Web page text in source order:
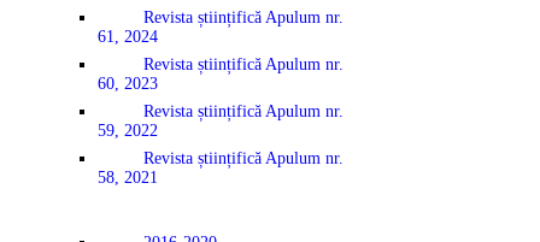
Revista științifică Apulum nr.
61, 2024
Revista științifică Apulum nr.
60, 2023
Revista științifică Apulum nr.
59, 2022
Revista științifică Apulum nr.
58, 2021